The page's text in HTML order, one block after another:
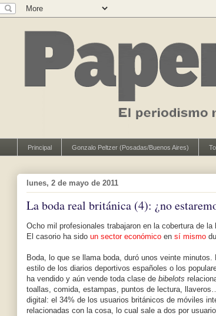
Principal Gonzalo Peltzer (Posadas/Buenos Aires)
lunes, 2 de mayo de 2011
La boda real británica (4): ¿no
Ocho mil profesionales trabajaron en la cobertura de
El casorio ha sido un sector económico en sí mismo
Boda, lo que se llama boda, duró unos veinte
estilo de los diarios deportivos españoles o los
ha vendido y aún vende toda clase de bibelots
toallas, comida, estampas, puntos de lectura,
digital: el 34% de los usuarios británicos de móviles
relacionadas con la cosa, lo cual sale a dos por